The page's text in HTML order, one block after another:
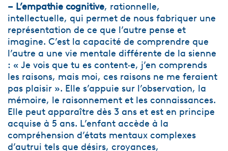
– L’empathie cognitive, rationnelle,
intellectuelle, qui permet de nous fabriquer une
représentation de ce que l’autre pense et
imagine. C’est la capacité de comprendre que
l’autre a une vie mentale différente de la sienne
: « Je vois que tu es content·e, j’en comprends
les raisons, mais moi, ces raisons ne me feraient
pas plaisir ». Elle s’appuie sur l’observation, la
mémoire, le raisonnement et les connaissances.
Elle peut apparaître dès 3 ans et est en principe
acquise à 5 ans. L’enfant accède à la
compréhension d’états mentaux complexes
d’autrui tels que désirs, croyances,